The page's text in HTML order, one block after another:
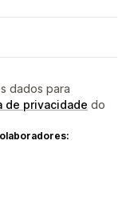
dados para
de privacidade do